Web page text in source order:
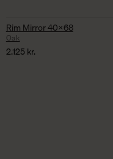
Rim Mirror 40×68
Oak
2.125kr.